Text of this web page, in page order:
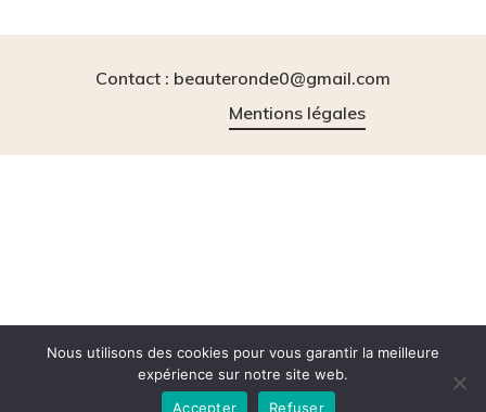
Contact : beauteronde0@gmail.com
Mentions légales
instagram tiktok
Nous utilisons des cookies pour vous garantir la meilleure
expérience sur notre site web.
Accepter
Refuser